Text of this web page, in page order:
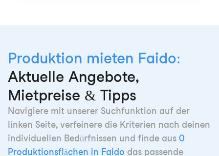
Produktion mieten Faido:
Aktuelle Angebote,
Mietpreise & Tipps
Navigiere mit unserer Suchfunktion auf der
linken Seite, verfeinere die Kriterien nach deinen
individuellen Bedürfnissen und finde aus 0
Produktionsflächen in Faido das passende